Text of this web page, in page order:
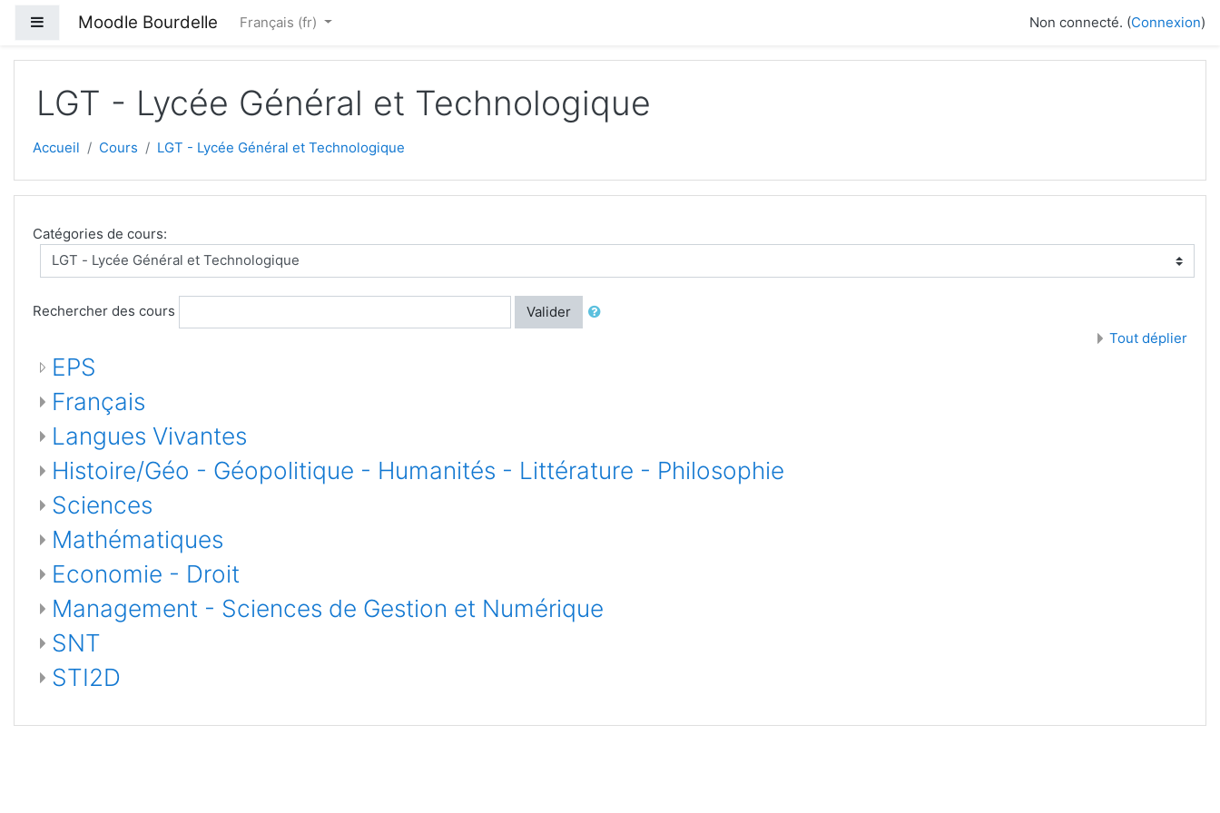
Panneau latéral
Moodle Bourdelle Français ‎(fr)‎ Non connecté. (Connexion)
LGT - Lycée Général et Technologique
Accueil Cours LGT - Lycée Général et Technologique
Catégories de cours:
Rechercher des cours
Valider
Tout déplier
EPS
Français
Langues Vivantes
Histoire/Géo - Géopolitique - Humanités - Littérature - Philosophie
Sciences
Mathématiques
Economie - Droit
Management - Sciences de Gestion et Numérique
SNT
STI2D